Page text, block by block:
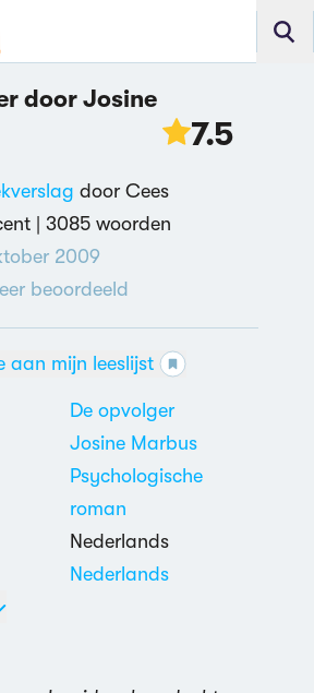
door Josine
7.5
door Cees
| 3085 woorden
2009
beoordeeld
aan mijn leeslijst
De opvolger
Josine Marbus
Psychologische
roman
Nederlands
Nederlands